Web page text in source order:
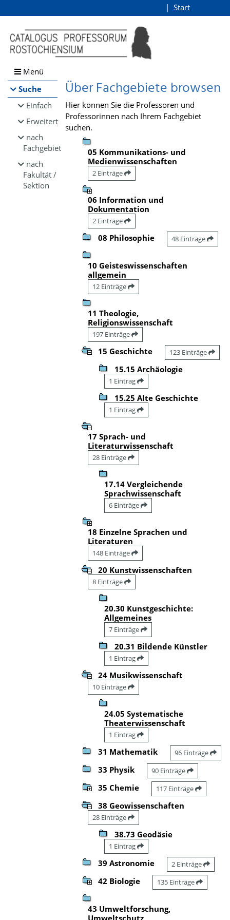
Browsen
direkt zum Inhalt
Start
Menü
Suche
Einfach
Erweitert
nach
Fachgebiet
nach
Fakultät /
Sektion
Über Fachgebiete browsen
Hier können Sie die Professoren und
Professorinnen nach Ihrem Fachgebiet
suchen.
05 Kommunikations- und
Medienwissenschaften
2 Einträge
06 Information und
Dokumentation
2 Einträge
08 Philosophie 48 Einträge
10 Geisteswissenschaften
allgemein
12 Einträge
11 Theologie,
Religionswissenschaft
197 Einträge
15 Geschichte 123 Einträge
15.15 Archäologie
1 Eintrag
15.25 Alte Geschichte
1 Eintrag
17 Sprach- und
Literaturwissenschaft
28 Einträge
17.14 Vergleichende
Sprachwissenschaft
6 Einträge
18 Einzelne Sprachen und
Literaturen
148 Einträge
20 Kunstwissenschaften
8 Einträge
20.30 Kunstgeschichte:
Allgemeines
7 Einträge
20.31 Bildende Künstler
1 Eintrag
24 Musikwissenschaft
10 Einträge
24.05 Systematische
Theaterwissenschaft
1 Eintrag
31 Mathematik 96 Einträge
33 Physik 90 Einträge
35 Chemie 117 Einträge
38 Geowissenschaften
28 Einträge
38.73 Geodäsie
1 Eintrag
39 Astronomie 2 Einträge
42 Biologie 135 Einträge
43 Umweltforschung,
Umweltschutz